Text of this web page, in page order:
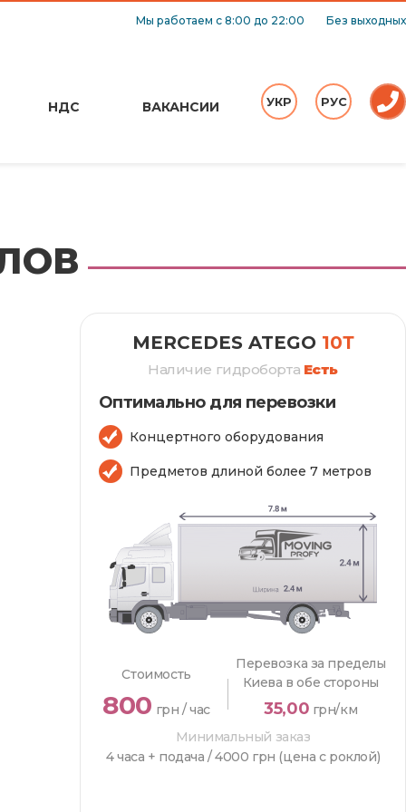
Мы работаем с 8:00 до 22:00 Без выходных
НДС ВАКАНСИИ УКР РУС
MERCEDES ATEGO 10Т
Наличие гидроборта Есть
Оптимально для перевозки
Концертного оборудования
Предметов длиной более 7 метров
Стоимость
800 грн / час
Перевозка за пределы
Киева в обе стороны
35,00 грн/км
Минимальный заказ
4 часа + подача /4000 грн (цена с роклой)